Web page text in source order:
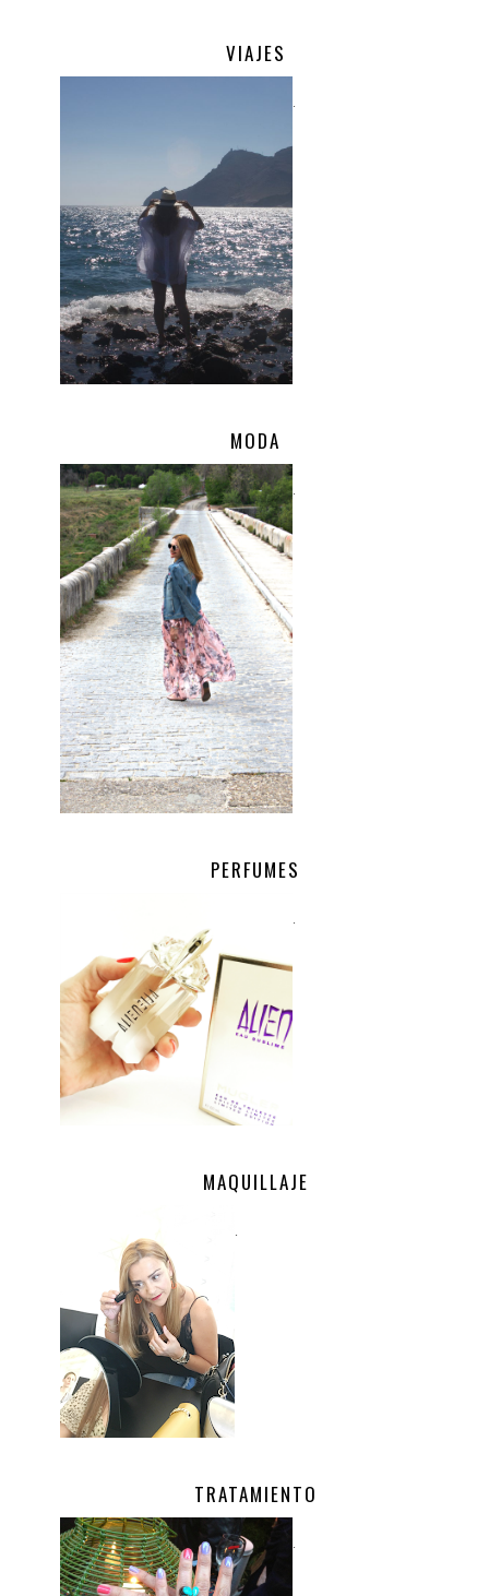
VIAJES
MODA
PERFUMES
MAQUILLAJE
TRATAMIENTO